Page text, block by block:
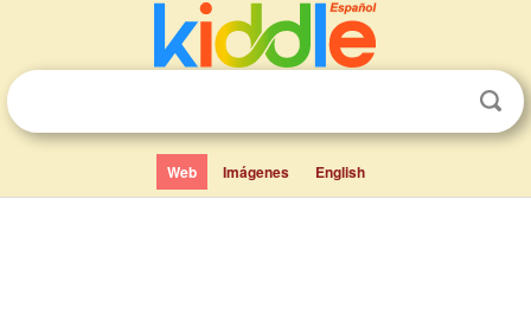
Web Imágenes English